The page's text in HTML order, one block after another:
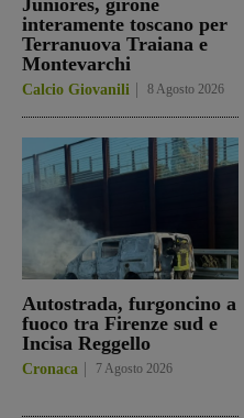
interamente toscano per
Terranuova Traiana e
Montevarchi
Calcio Giovanili 8 Agosto 2026
Autostrada, furgoncino a
fuoco tra Firenze sud e
Incisa Reggello
Cronaca 7 Agosto 2026